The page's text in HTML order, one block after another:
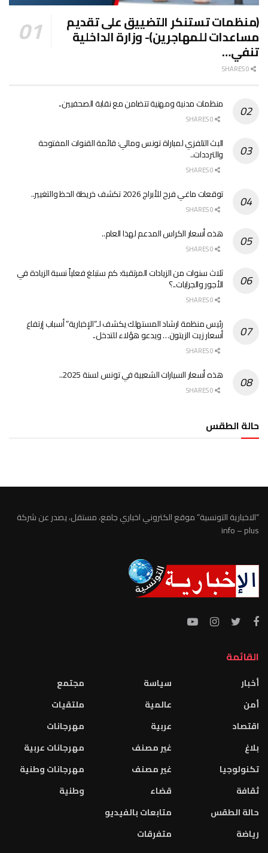
(منظمات تستنكر التضييق على تقديم
مساعدات للمهاجرين)- وزارة الداخلية
تنفي…
منظمات مدنية ومهنية تتضامن مع نقابة الصحفيين..
البث التلفزي لمباراة تونس ومالي: قائمة القنوات المفتوحة
والترددات..
توقعات ماغي فرح للأبراج 2026 تكشف خريطة الحظ والتغيير..
هذه أسعار الكراس المدعم لهذا العام..
ثلاث سنوات من الزيادات المرتقبة: كم ستبلغ فعلياً نسبة الزيادة في
الأجور والجرايات..؟
رئيس منظمة ارشاد المستهلك يكشف لـ”الإخبارية” أسباب إرتفاع
أسعار زيت الزيتون… ويدعو هؤلاء للتدخل..
هذه أسعار السيارات الشعبية في تونس لسنة 2025..
حالة الطقس
“الاخبارية التونسية” موقع الكتروني اخباري جامع، مستقل، يصدر عن شركة
info – plus
القائمة
أخبار
أمن
اقتصاد
بلاغ
تكنولوجيا
ثقافة
حالة الطقس
رياضة
سياسة
عالمية
عربية
غير مصنف
غير مصنف
قضاء
متابعات بالفيديو
متفرقات
مجتمع
ملتقيات
مهرجانات
مهرجانات عربية
مهرجانات وطنية
وطنية